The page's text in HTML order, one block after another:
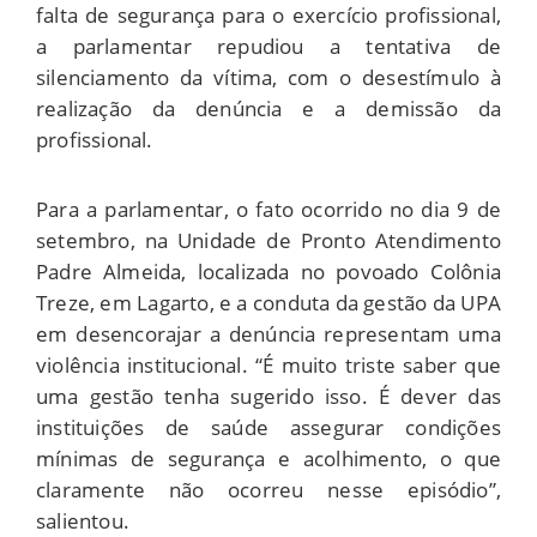
falta de segurança para o exercício profissional,
a parlamentar repudiou a tentativa de
silenciamento da vítima, com o desestímulo à
realização da denúncia e a demissão da
profissional.
Para a parlamentar, o fato ocorrido no dia 9 de
setembro, na Unidade de Pronto Atendimento
Padre Almeida, localizada no povoado Colônia
Treze, em Lagarto, e a conduta da gestão da UPA
em desencorajar a denúncia representam uma
violência institucional. “É muito triste saber que
uma gestão tenha sugerido isso. É dever das
instituições de saúde assegurar condições
mínimas de segurança e acolhimento, o que
claramente não ocorreu nesse episódio”,
salientou.